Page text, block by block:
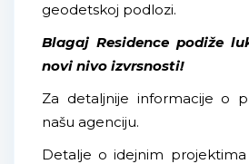
geodetskoj podlozi.
Blagaj Residence podiže
novi nivo izvrsnosti!
Za detaljnije informacije o
našu agenciju.
Detalje o idejnim